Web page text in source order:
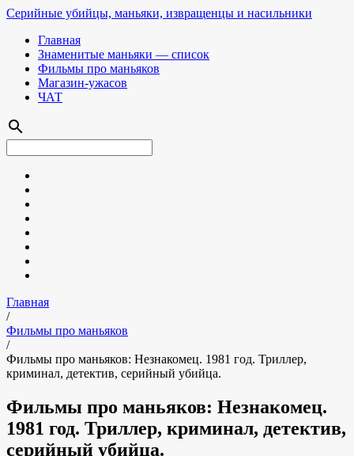
Серийные убийцы, маньяки, извращенцы и насильники
Главная
Знаменитые маньяки — список
Фильмы про маньяков
Магазин-ужасов
ЧАТ
search
Главная
/
Фильмы про маньяков
/
Фильмы про маньяков: Незнакомец. 1981 год. Триллер,
криминал, детектив, серийный убийца.
Фильмы про маньяков: Незнакомец.
1981 год. Триллер, криминал, детектив,
серийный убийца.